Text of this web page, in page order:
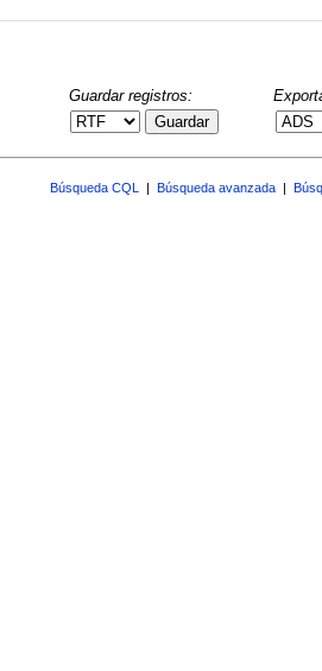
Guardar registros:
Guardar
Búsqueda CQL Búsqueda avanzada